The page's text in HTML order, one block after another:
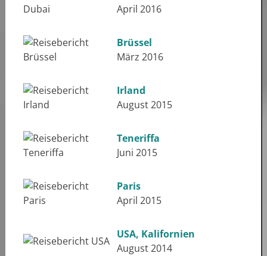
April 2016
Brüssel
März 2016
Irland
August 2015
Teneriffa
Juni 2015
Paris
April 2015
USA, Kalifornien
August 2014